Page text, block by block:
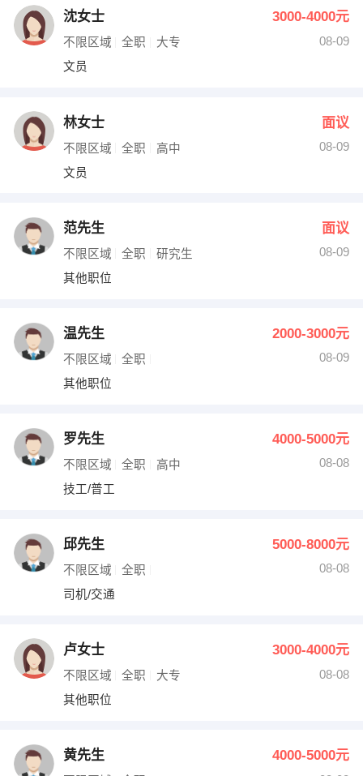
沈女士 3000-4000元
不限区域 全职 大专
08-09
文员
林女士 面议
不限区域 全职 高中
08-09
文员
范先生 面议
不限区域 全职 研究生
08-09
其他职位
温先生 2000-3000元
不限区域 全职
08-09
其他职位
罗先生 4000-5000元
不限区域 全职 高中
08-08
技工/普工
邱先生 5000-8000元
不限区域 全职
08-08
司机/交通
卢女士 3000-4000元
不限区域 全职 大专
08-08
其他职位
黄先生 4000-5000元